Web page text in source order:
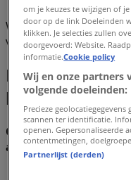
We staan op het punt
van Dyson
Dyson, alle
handbereik
Ontdek de beste
augustus 2026!
om je keuzes te wijzigen of
door op de link Doeleinden
klikken. Je selecties zullen
doorgevoerd: Website.
informatie.Cookie policy
Wij en onze partners
volgende doeleinden:
Precieze
scannen ter identificatie.
openen. Gepersonaliseerde
contentmetingen,
Partnerlijst (derden)